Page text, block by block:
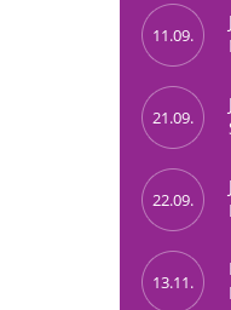
11.09.
21.09.
22.09.
13.11.